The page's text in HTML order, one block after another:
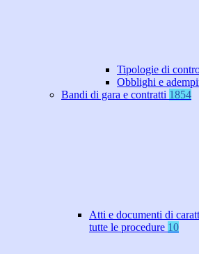
Tipologie di
Obblighi e
Bandi di gara e contratti 1854
Atti e documenti di
tutte le procedure 10